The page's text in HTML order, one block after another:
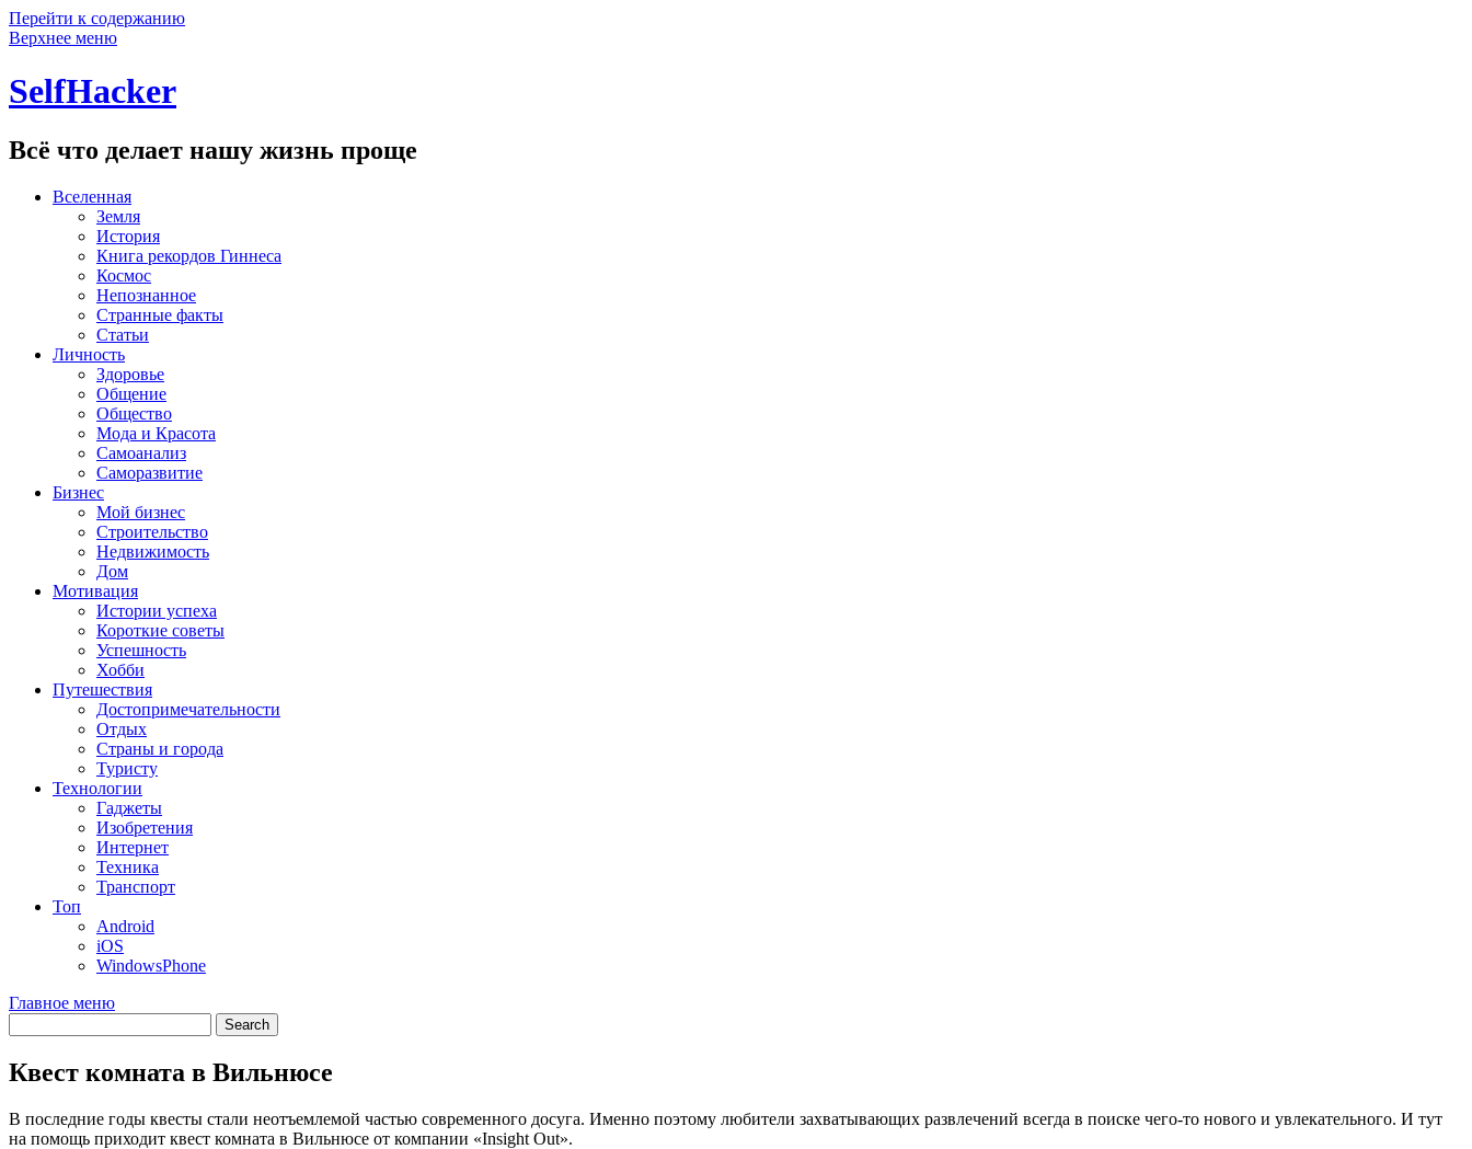
Перейти к содержанию
Верхнее меню
SelfHacker
Всё что делает нашу жизнь проще
Вселенная
Земля
История
Книга рекордов Гиннеса
Космос
Непознанное
Странные факты
Статьи
Личность
Здоровье
Общение
Общество
Мода и Красота
Самоанализ
Саморазвитие
Бизнес
Мой бизнес
Строительство
Недвижимость
Дом
Мотивация
Истории успеха
Короткие советы
Успешность
Хобби
Путешествия
Достопримечательности
Отдых
Страны и города
Туристу
Технологии
Гаджеты
Изобретения
Интернет
Техника
Транспорт
Топ
Android
iOS
WindowsPhone
Главное меню
Квест комната в Вильнюсе
В последние годы квесты стали неотъемлемой частью современного досуга. Именно поэтому любители захватывающих развлечений всегда в поиске чего-то нового и увлекательного. И тут
на помощь приходит квест комната в Вильнюсе от компании «Insight Out».